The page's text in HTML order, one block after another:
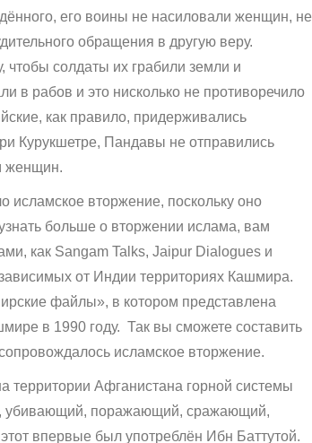
его воины не насиловали женщин, не
обращения в другую веру.
чтобы солдаты их грабили земли и
рабов и это нисколько не противоречило
как правило, придерживались
Курукшетре, Пандавы не отправились
женщин.
исламское вторжение, поскольку оно
больше о вторжении ислама, вам
как Sangam Talks, Jaipur Dialogues и
от Индии территориях Кашмира.
файлы», в котором представлена
в 1990 году. Так вы сможете составить
исламское вторжение.
территории Афганистана горной системы
убивающий, поражающий, сражающий,
впервые был употреблён Ибн Баттутой.